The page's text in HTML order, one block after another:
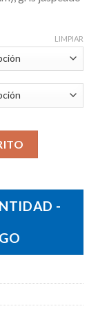
LIMPIAR
-